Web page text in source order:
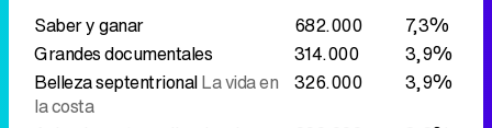
Malas lenguas
534.000
7,3%
Sukha
212.000
2,7%
Trivial Pursuit
246.000 2,6%